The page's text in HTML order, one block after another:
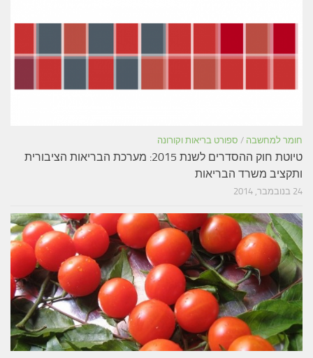
חומר למחשבה / ספורט בריאות וקורונה
טיוטת חוק ההסדרים לשנת 2015: מערכת הבריאות הציבורית
ותקציב משרד הבריאות
24 בנובמבר, 2014